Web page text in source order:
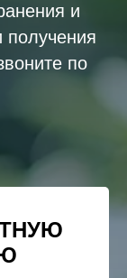
и
получения
по